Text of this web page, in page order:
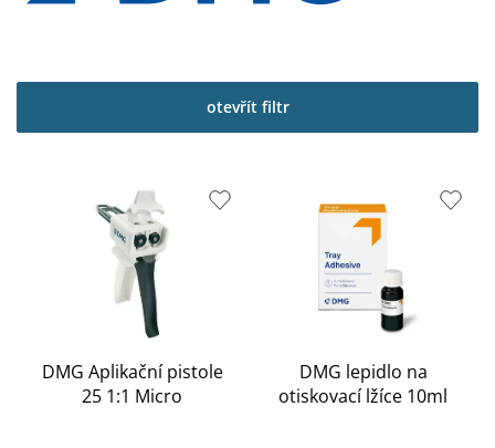
otevřít filtr
DMG Aplikační pistole
25 1:1 Micro
DMG lepidlo na
otiskovací lžíce 10ml